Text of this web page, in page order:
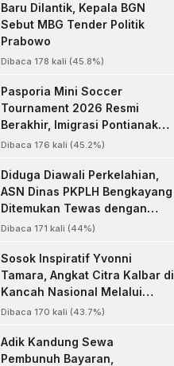
Baru Dilantik, Kepala BGN
Sebut MBG Tender Politik
Prabowo
Dibaca 178 kali (45.8%)
Pasporia Mini Soccer
Tournament 2026 Resmi
Berakhir, Imigrasi Pontianak
Sukses Hadirkan Ajang Sportif
Masyarakat
Dibaca 176 kali (45.2%)
Diduga Diawali Perkelahian,
ASN Dinas PKPLH Bengkayang
Ditemukan Tewas dengan
Luka Parah di Depan Cafe
Dibaca 171 kali (44%)
‎Sosok Inspiratif Yvonni
Tamara, Angkat Citra Kalbar di
Kancah Nasional Melalui
Dunia Digital ‎
Dibaca 170 kali (43.7%)
Adik Kandung Sewa
Pembunuh Bayaran,